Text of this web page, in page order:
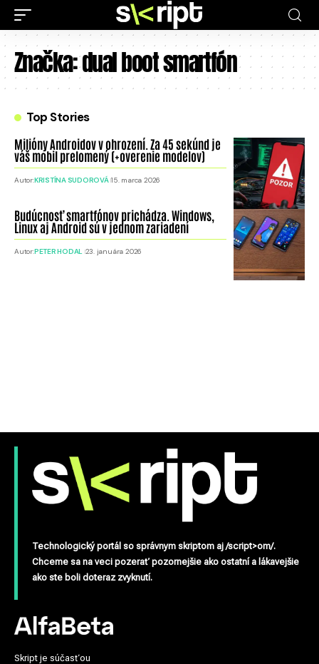
Značka:dual boot smartfón
Top Stories
Milióny Androidov v ohrození. Za 45 sekúnd je
váš mobil prelomený (+overenie modelov)
Autor:KRISTÍNA SUDOROVÁ 15. marca 2026
Budúcnosť smartfónov prichádza. Windows,
Linux aj Android sú v jednom zariadení
Autor:PETER HODAL 23. januára 2026
Technologický portál so správnym skriptom aj /script>om/.
Chceme sa na veci pozerať pozornejšie ako ostatní a lákavejšie
ako ste boli doteraz zvyknutí.
Skript je súčasťou